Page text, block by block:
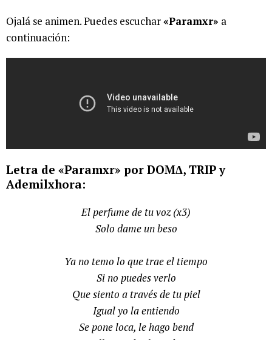
Ojalá se animen. Puedes escuchar«Paramxr» a
continuación:
Letra de «Paramxr» por DOMΔ, TRIP y
Ademilxhora:
El perfume de tu voz (x3)
Solo dame un beso
Ya no temo lo que trae el tiempo
Si no puedes verlo
Que siento a través de tu piel
Igual yo la entiendo
Se pone loca, le hago bend